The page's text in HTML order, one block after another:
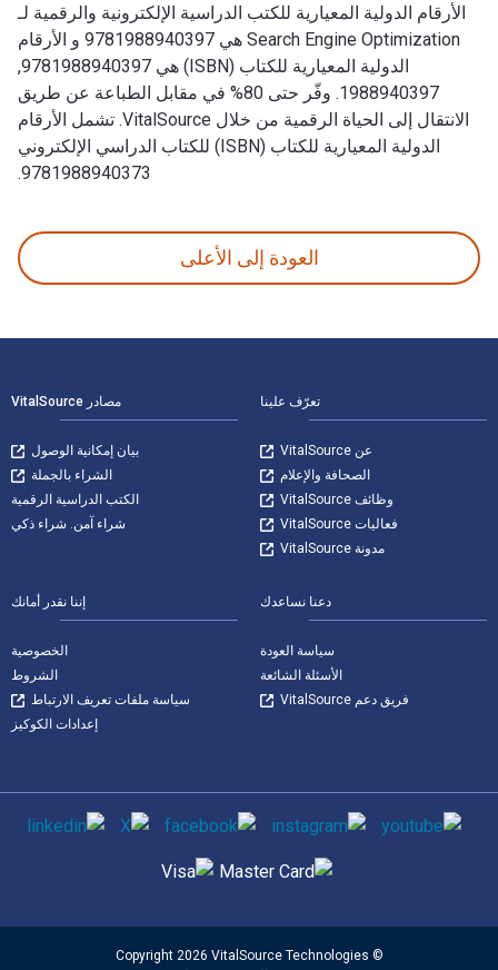
الأرقام الدولية المعيارية للكتب الدراسية الإلكترونية والرقمية لـ
Search Engine Optimization هي 9781988940397 و الأرقام
الدولية المعيارية للكتاب (ISBN) هي 9781988940397,
1988940397. وفّر حتى 80% في مقابل الطباعة عن طريق
الانتقال إلى الحياة الرقمية من خلال VitalSource. تشمل الأرقام
الدولية المعيارية للكتاب (ISBN) للكتاب الدراسي الإلكتروني
9781988940373.
العودة إلى الأعلى
تعرّف علينا
عن VitalSource
الصحافة والإعلام
وظائف VitalSource
فعاليات VitalSource
مدونة VitalSource
مصادر VitalSource
بيان إمكانية الوصول
الشراء بالجملة
الكتب الدراسية الرقمية
شراء آمن. شراء ذكي
دعنا نساعدك
سياسة العودة
الأسئلة الشائعة
فريق دعم VitalSource
إننا نقدر أمانك
الخصوصية
الشروط
سياسة ملفات تعريف الارتباط
إعدادات الكوكيز
وسائل التواصل الاجتماعي
© Copyright 2026 VitalSource Technologies